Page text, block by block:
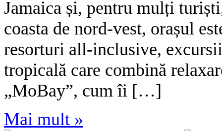
Jamaica și, pentru mulți
coasta de nord-vest, orașul
resorturi all-inclusive,
tropicală care combină
„MoBay”, cum îi […]
Mai mult »